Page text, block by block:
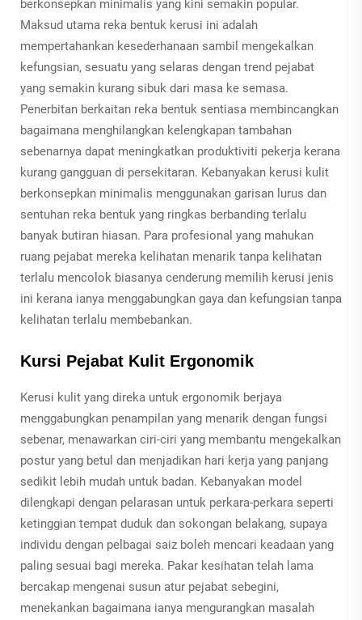
berkonsepkan minimalis yang kini semakin popular.
Maksud utama reka bentuk kerusi ini adalah
mempertahankan kesederhanaan sambil mengekalkan
kefungsian, sesuatu yang selaras dengan trend pejabat
yang semakin kurang sibuk dari masa ke semasa.
Penerbitan berkaitan reka bentuk sentiasa membincangkan
bagaimana menghilangkan kelengkapan tambahan
sebenarnya dapat meningkatkan produktiviti pekerja kerana
kurang gangguan di persekitaran. Kebanyakan kerusi kulit
berkonsepkan minimalis menggunakan garisan lurus dan
sentuhan reka bentuk yang ringkas berbanding terlalu
banyak butiran hiasan. Para profesional yang mahukan
ruang pejabat mereka kelihatan menarik tanpa kelihatan
terlalu mencolok biasanya cenderung memilih kerusi jenis
ini kerana ianya menggabungkan gaya dan kefungsian tanpa
kelihatan terlalu membebankan.
Kursi Pejabat Kulit Ergonomik
Kerusi kulit yang direka untuk ergonomik berjaya
menggabungkan penampilan yang menarik dengan fungsi
sebenar, menawarkan ciri-ciri yang membantu mengekalkan
postur yang betul dan menjadikan hari kerja yang panjang
sedikit lebih mudah untuk badan. Kebanyakan model
dilengkapi dengan pelarasan untuk perkara-perkara seperti
ketinggian tempat duduk dan sokongan belakang, supaya
individu dengan pelbagai saiz boleh mencari keadaan yang
paling sesuai bagi mereka. Pakar kesihatan telah lama
bercakap mengenai susun atur pejabat sebegini,
menekankan bagaimana ianya mengurangkan masalah